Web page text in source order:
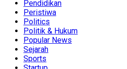
Pendidikan
Peristiwa
Politics
Politik & Hukum
Popular News
Sejarah
Sports